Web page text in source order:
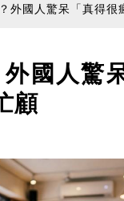
外國人驚呆「真得很
國人驚
顧